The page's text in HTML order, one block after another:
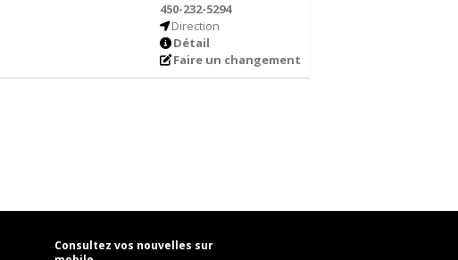
450-232-5294
Direction
Détail
Faire un changement
Consultez vos nouvelles sur